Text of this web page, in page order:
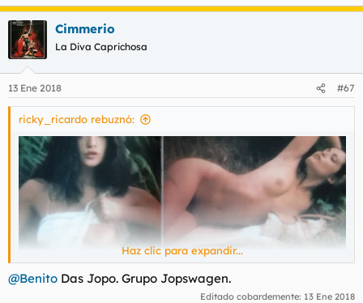
Cimmerio
La Diva Caprichosa
13 Ene 2018 #67
ricky_ricardo rebuznó:
Haz clic para expandir...
@Benito Das Jopo. Grupo Jopswagen.
Editado cobardemente: 13 Ene 2018